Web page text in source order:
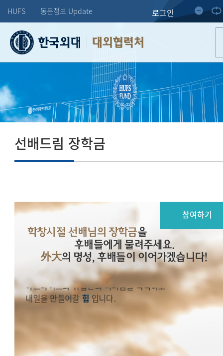
HUFS 동문정보 Update 로그인
대외협력처
선배드림 장학금
참여하기
학창시절 선배님의 장학금을
후배들에게 물려주세요.
外大의 명성, 후배들이 이어가겠습니다!
학창시절 선배님의 그 당시 어려움을 극복하고 오늘을 있게
2023년 후배들에게
아르바이트와 취업난의 어려움을 극복하고
내일을 만들어갈힘입니다.